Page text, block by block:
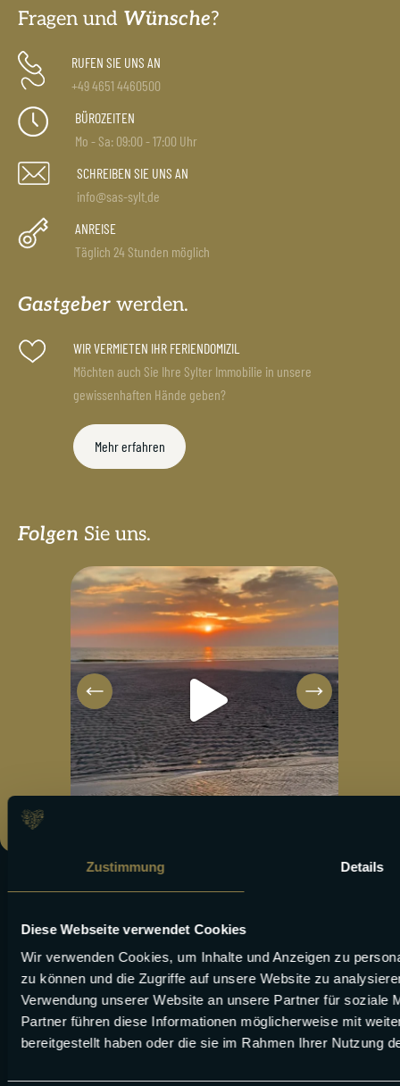
Zustimmung Details
Diese Webseite verwendet Cookies
Wir verwenden Cookies, um Inhalte und Anzeigen zu
zu können und die Zugriffe auf unsere Website zu
Verwendung unserer Website an unsere Partner für soziale
Partner führen diese Informationen möglicherweise mit
bereitgestellt haben oder die sie im Rahmen Ihrer Nutzung
Fragen und Wünsche?
RUFEN SIE UNS AN
+49 4651 4460500
BÜROZEITEN
Mo - Sa: 09:00 - 17:00 Uhr
SCHREIBEN SIE UNS AN
info@sas-sylt.de
ANREISE
Täglich 24 Stunden möglich
Folgen Sie uns.
sylterappartementservice
Juli 18
Gastgeber werden.
WIR VERMIETEN IHR FERIENDOMIZIL
Möchten auch Sie Ihre Sylter Immobilie in unsere
gewissenhaften Hände geben?
Mehr erfahren